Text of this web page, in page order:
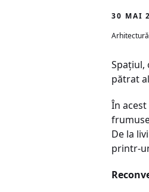
30 MAI
Spațiul,
pătrat
În
De la
printr-